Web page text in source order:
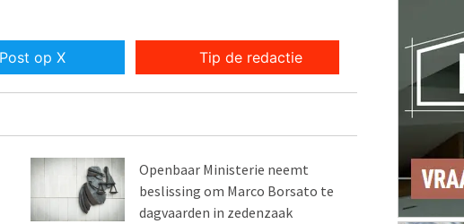
Post op X Tip de redactie
Openbaar Ministerie neemt
beslissing om Marco Borsato te
dagvaarden in zedenzaak